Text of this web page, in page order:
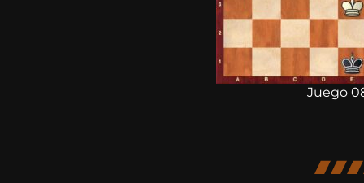
Juego